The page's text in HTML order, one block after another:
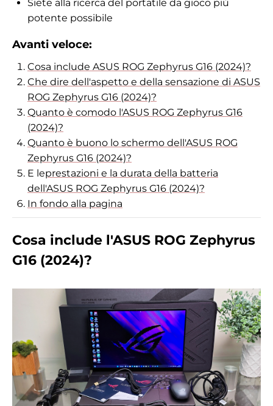
Siete alla ricerca del portatile da gioco più
potente possibile
Avanti veloce:
Cosa include ASUS ROG Zephyrus G16 (2024)?
Che dire dell'aspetto e della sensazione di ASUS
ROG Zephyrus G16 (2024)?
Quanto è comodo l'ASUS ROG Zephyrus G16
(2024)?
Quanto è buono lo schermo dell'ASUS ROG
Zephyrus G16 (2024)?
E leprestazioni e la durata della batteria
dell'ASUS ROG Zephyrus G16 (2024)?
In fondo alla pagina
Cosa include l'ASUS ROG Zephyrus
G16 (2024)?